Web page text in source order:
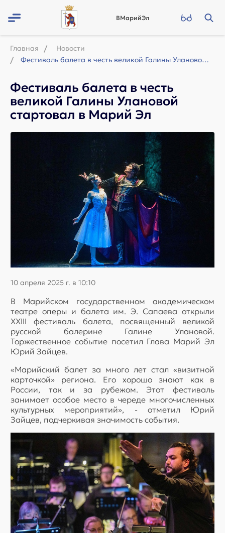
ВМарийЭл
Главная
Новости
Фестиваль балета в честь великой Галины Улановой стартовал в Марий Эл
Фестиваль балета в честь
великой Галины Улановой
стартовал в Марий Эл
10 апреля 2025 г. в 10:10
В Марийском государственном академическом
театре оперы и балета им. Э. Сапаева открыли
XXIII фестиваль балета, посвященный великой
русской балерине Галине Улановой.
Торжественное событие посетил Глава Марий Эл
Юрий Зайцев.
«Марийский балет за много лет стал «визитной
карточкой» региона. Его хорошо знают как в
России, так и за рубежом. Этот фестиваль
занимает особое место в череде многочисленных
культурных мероприятий», - отметил Юрий
Зайцев, подчеркивая значимость события.